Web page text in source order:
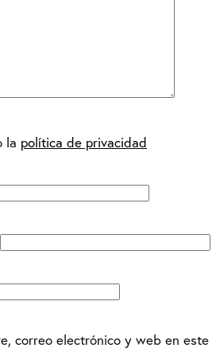
la política de privacidad
correo electrónico y web en este